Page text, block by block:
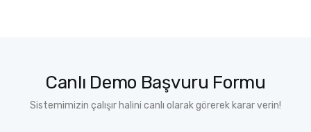
Canlı Demo Başvuru Formu
Sistemimizin çalışır halini canlı olarak görerek karar verin!